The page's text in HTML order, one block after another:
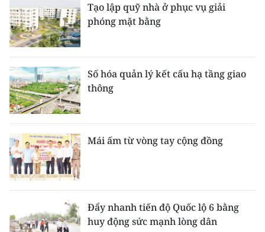
Tạo lập quỹ nhà ở phục vụ giải
phóng mặt bằng
Số hóa quản lý kết cấu hạ tầng giao
thông
Mái ấm từ vòng tay cộng đồng
Đẩy nhanh tiến độ Quốc lộ 6 bằng
huy động sức mạnh lòng dân